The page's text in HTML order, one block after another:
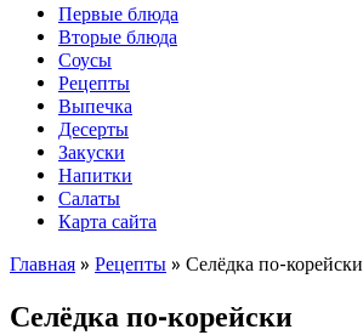
Первые блюда
Вторые блюда
Соусы
Рецепты
Выпечка
Десерты
Закуски
Напитки
Салаты
Карта сайта
Главная » Рецепты » Селёдка по-корейски
Селёдка по-корейски